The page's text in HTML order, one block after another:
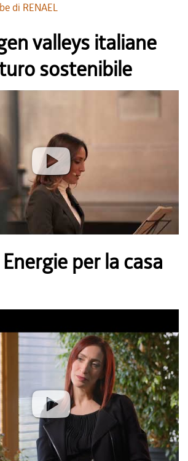
di RENAEL
valleys italiane
sostenibile
per la casa